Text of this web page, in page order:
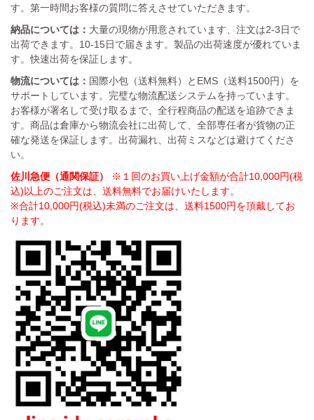
す。第一時間お客様の質問に答えさせていただきます。
納品については： 大量の現物が用意されています、注文は2-3日で
出荷できます。10-15日で届きます。製品の出荷速度が優れていま
す。快速出荷を保証します。
物流については： 国際小包（送料無料）とEMS（送料1500円）を
サポートしています。完璧な物流配送システムを持っています。
お客様が署名して受け取るまで、全行程商品の配送を追跡できま
す。商品は倉庫から物流会社に出荷して、全部専任者が貨物の正
確な発送を保証します。出荷漏れ、出荷ミスなどは避けてくださ
い。
佐川急便（通関保証）
※１回のお買い上げ金額が合計10,000円(税
込)以上のご注文は、送料無料でお届けいたします。
※合計10,000円(税込)未満のご注文は、送料1500円を頂戴してお
ります。